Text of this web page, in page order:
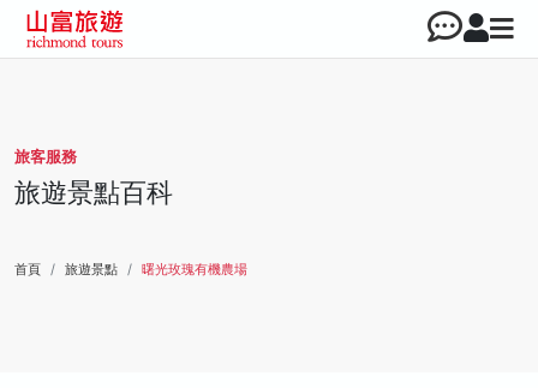
旅客服務
旅遊景點百科
首頁 旅遊景點 曙光玫瑰有機農場